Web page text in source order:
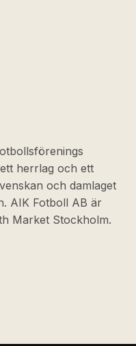
herrlag och ett
och damlaget
AIK Fotboll AB är
Market Stockholm.